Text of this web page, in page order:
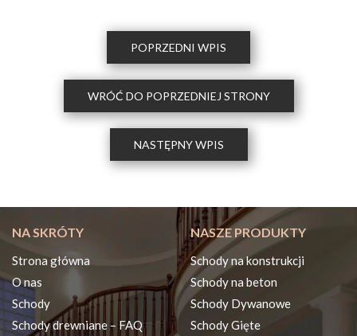
POPRZEDNI WPIS
WRÓĆ DO POPRZEDNIEJ STRONY
NASTĘPNY WPIS
NA SKRÓTY
Strona główna
O nas
Schody
Schody drewniane – FAQ
NASZE PRODUKTY
Schody na konstrukcji
Schody na beton
Schody Dywanowe
Schody Gięte